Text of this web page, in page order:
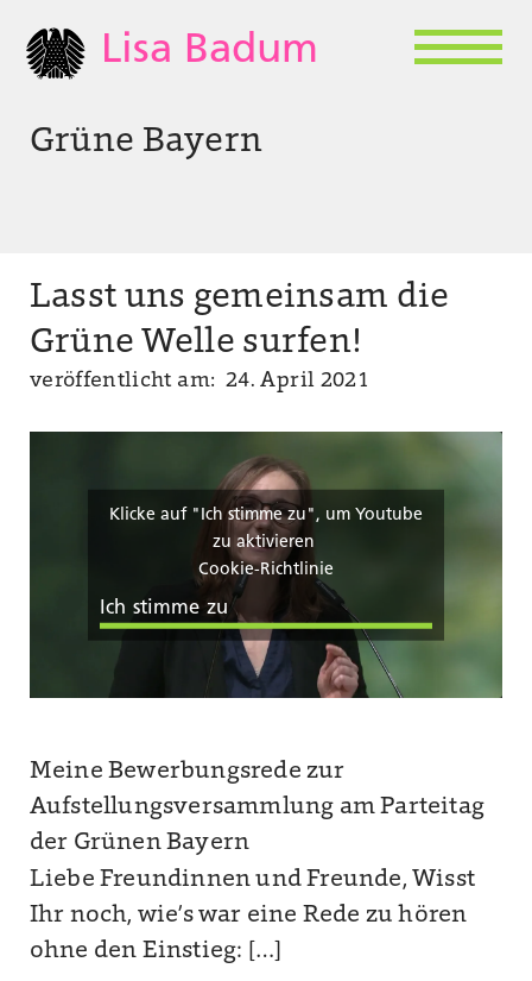
Lisa Badum
Grüne Bayern
Lasst uns gemeinsam die
Grüne Welle surfen!
veröffentlicht am: 24. April 2021
Meine Bewerbungsrede zur
Aufstellungsversammlung am Parteitag
der Grünen Bayern
Liebe Freundinnen und Freunde, Wisst
Ihr noch, wie’s war eine Rede zu hören
ohne den Einstieg: […]
Klicke auf "Ich stimme zu", um Youtube
zu aktivieren
Cookie-Richtlinie
Ich stimme zu